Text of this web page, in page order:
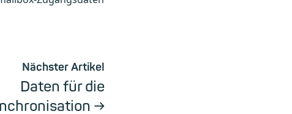
Nächster Artikel
Daten für die